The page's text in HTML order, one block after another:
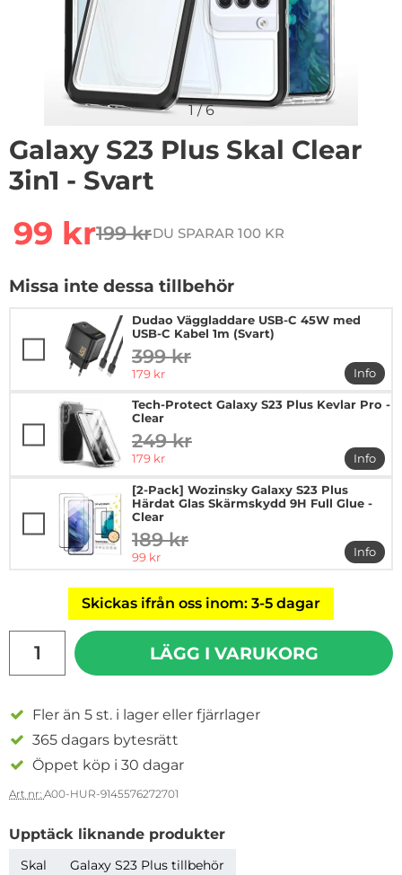
1/6
Galaxy S23 Plus Skal Clear
3in1 - Svart
rea pris
99 krtidigare pris
199 krDU SPARAR 100 KR
Missa inte dessa tillbehör
Dudao Väggladdare USB-C 45W med
USB-C Kabel 1m (Svart)
tidigare pris
399 kr
rea pris
179 kr
Info
mer
Tech-Protect Galaxy S23 Plus Kevlar Pro -
Clear
tidigare pris
249 kr
rea pris
179 kr
Info
mer
[2-Pack] Wozinsky Galaxy S23 Plus
Härdat Glas Skärmskydd 9H Full Glue -
Clear
tidigare pris
189 kr
rea pris
99 kr
Info
mer
Skickas ifrån oss inom: 3-5 dagar
LÄGG I VARUKORG
Fler än 5 st. i lager eller fjärrlager
365 dagars bytesrätt
Öppet köp i 30 dagar
Art nr: A00-HUR-9145576272701
Upptäck liknande produkter
Skal Galaxy S23 Plus tillbehör